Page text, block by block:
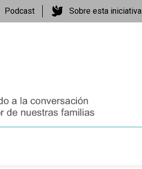
Podcast Sobre esta iniciativa